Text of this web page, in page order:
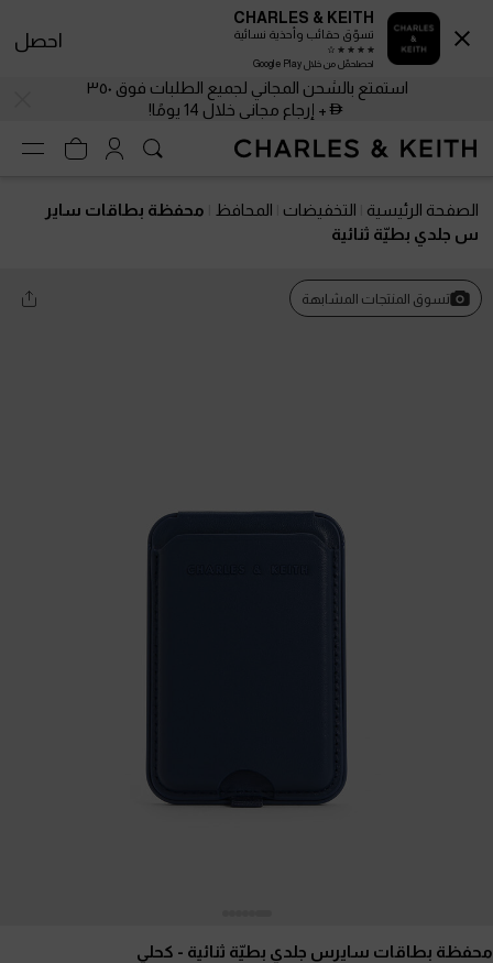
استمتع بالشحن المجاني لجميع الطلبات فوق ٣٥٠
+ إرجاع مجاني خلال 14 يومًا!
الصفحة الرئيسية التخفيضات المحافظ
محفظة بطاقات ساير
س جلدي بطيّة ثنائية
تسوق المنتجات المشابهة
محفظة بطاقات سايرس جلدي بطيّة ثنائية - كحلي
CHARLES & KEITH
تسوّق حقائب وأحذية نسائية
احصلحمّل من خلال Google Play
احصل